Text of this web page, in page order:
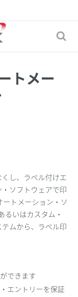
トメー
し、ラベル付けエ
ソフトウェアで印
ートメーション・ソ
るいはカスタム・
ムから、ラベル印
できます
エントリーを保証